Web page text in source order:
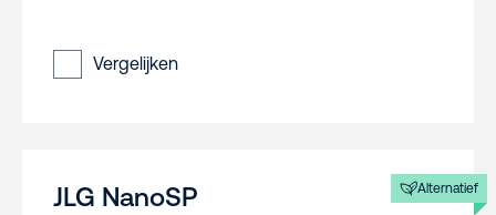
Vergelijken
Alternatief
JLG NanoSP